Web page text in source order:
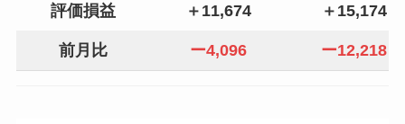
評価損益 ＋11,674 ＋15,174
前月比 ー4,096 ー12,218